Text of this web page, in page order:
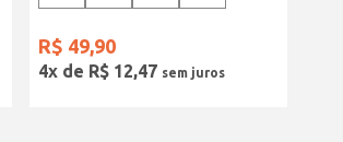
R$ 49,90
4x de R$ 12,47